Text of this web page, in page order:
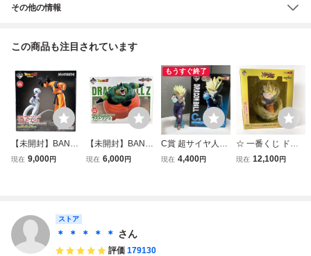
その他の情報
この商品も注目されています
【未開封】BAND
AI バンダイ 孫悟
ET NAMEK」 DR
AGON BALL フィ
ギュア
現在 9,000円
【未開封】BAND
AI バンダイ セル
LL アニメ フィギ
現在 6,000円
もうすぐ終了
C賞 超サイヤ人2
孫悟飯(少年期) 一
現在 4,400円
☆ 一番くじ ドラ
ゴンボール スペク
現在 12,100円
ストア
＊ ＊ ＊ ＊ ＊ さん
評価 179130